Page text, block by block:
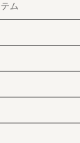
ム